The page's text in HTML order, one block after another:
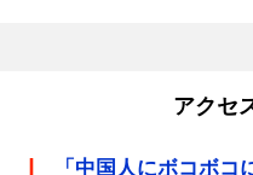
アクセ
「中国人にボコボ